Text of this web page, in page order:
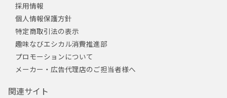
採用情報
個人情報保護方針
特定商取引法の表示
趣味なびエシカル消費推進部
プロモーションについて
メーカー・広告代理店のご担当者様へ
関連サイト